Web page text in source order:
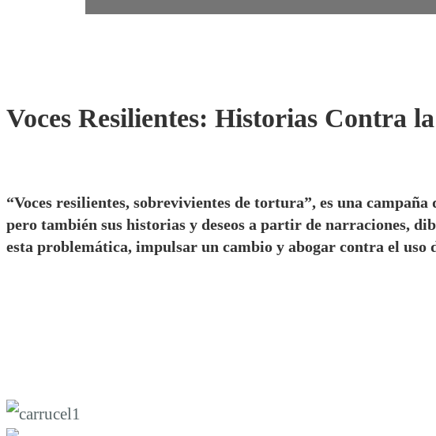
Voces Resilientes: Historias Contra
“Voces resilientes, sobrevivientes de tortura”, es una
pero también sus historias y deseos a partir de narraciones,
esta problemática, impulsar un cambio y abogar contra el uso